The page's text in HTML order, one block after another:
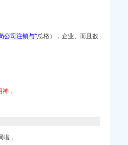
公司注销与“总格），企业、而且数
，
啦，